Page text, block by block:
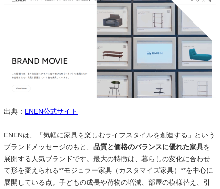
出典： ENEN公式サイト
ENENは、「気軽に家具を楽しむライフスタイルを創造する」という
ブランドメッセージのもと、 品質と価格のバランスに優れた家具を
展開する人気ブランドです。最大の特徴は、暮らしの変化に合わせ
て形を変えられる**モジュラー家具（カスタマイズ家具）**を中心に
展開している点。子どもの成長や荷物の増減、部屋の模様替え、引